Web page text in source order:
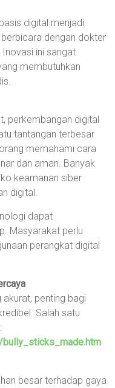
digital menjadi
dengan dokter
ini sangat
membutuhkan
perkembangan digital
tantangan terbesar
memahami cara
dan aman. Banyak
keamanan siber
digital.
dapat
Masyarakat perlu
perangkat digital
penting bagi
Salah satu
besar terhadap gaya